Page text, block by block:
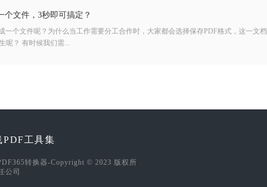
个文件，3秒即可搞定？
一个文件呢？为什么当工作需要分工合作时，大家都会选择保存PDF格式，这一文档
呢？ 有时候我们需...
PDF工具集
转换器-Copyright © 2023 版权所
公司